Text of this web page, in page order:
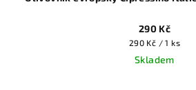
290 Kč
Měrná
cena:
290 Kč / 1 ks
Skladem